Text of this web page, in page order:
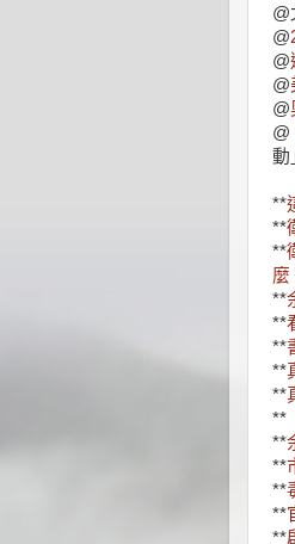
@
@
@
@
@
@
動
**
**
**
麼
**
**
**
**
**
**
**
**
**
**
**